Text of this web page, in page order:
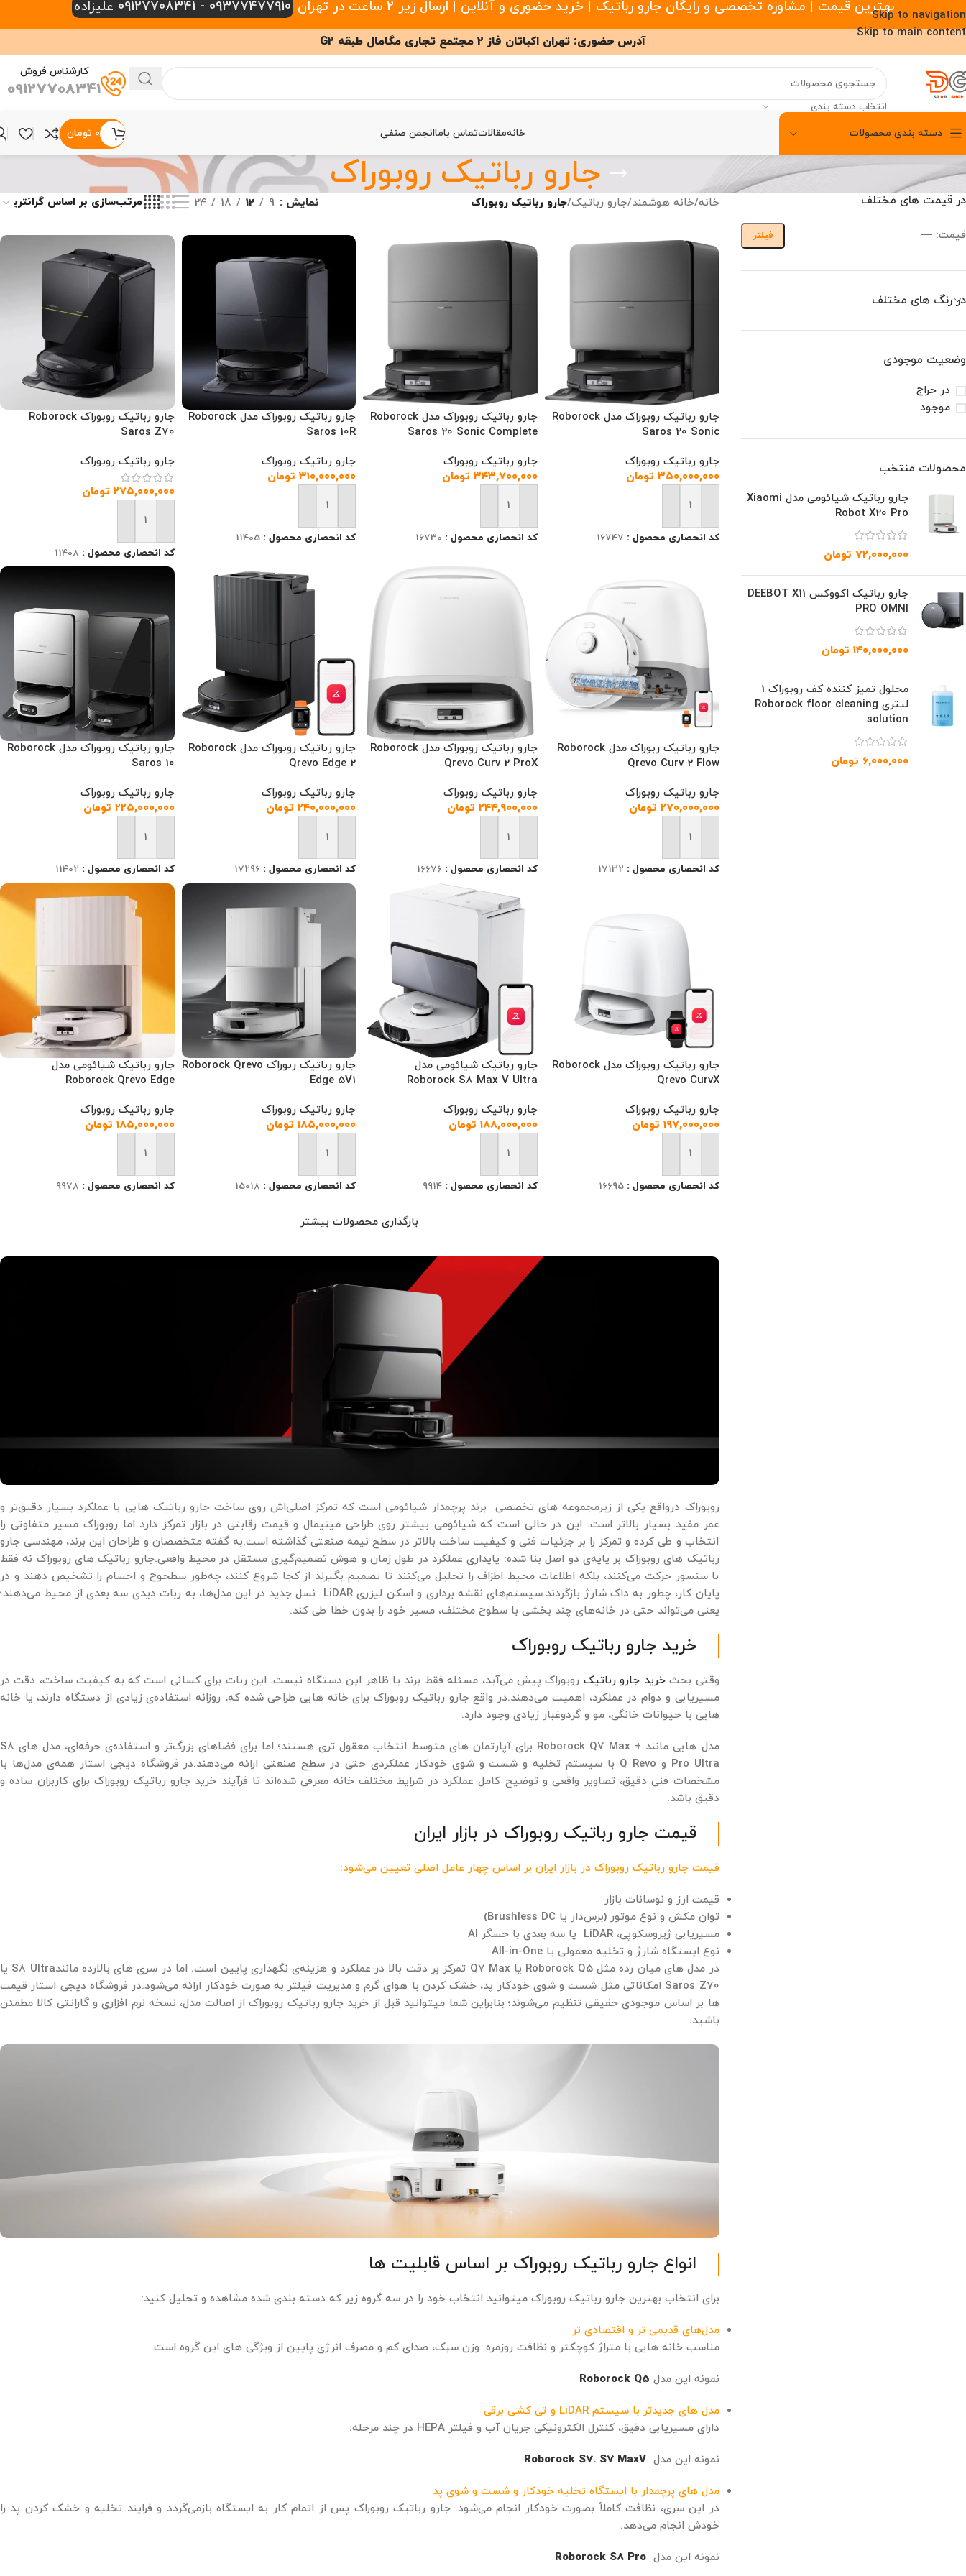
Skip to navigation
Skip to main content
بهترین قیمت | مشاوره تخصصی و رایگان جارو رباتیک | خرید حضوری و آنلاین | ارسال زیر 2 ساعت در تهران 09377477910 - 09127708341 علیزاده
آدرس حضوری: تهران اکباتان فاز 2 مجتمع تجاری مگامال طبقه G2
انتخاب دسته بندی
کارشناس فروش
09127708341
دسته بندی محصولات خانهمقالاتتماس باماانجمن صنفی ۰ تومان
جارو رباتیک روبوراک
در قیمت های مختلف
فیلتر قیمت: —
در رنگ های مختلف
وضعیت موجودی
در حراج
موجود
محصولات منتخب
جارو رباتیک شیائومی مدل Xiaomi
Robot X20 Pro
۷۲,۰۰۰,۰۰۰ تومان
جارو رباتیک اکووکس DEEBOT X11
PRO OMNI
۱۴۰,۰۰۰,۰۰۰ تومان
محلول تمیز کننده کف روبوراک 1
لیتری Roborock floor cleaning
solution
۶,۰۰۰,۰۰۰ تومان
خانه/خانه هوشمند/جارو رباتیک/جارو رباتیک روبوراک نمایش 9
12
18
24
جارو رباتیک روبوراک مدل Roborock
Saros 20 Sonic
جارو رباتیک روبوراک
۳۵۰,۰۰۰,۰۰۰ تومان
افزودن به سبد خرید
کد انحصاری محصول : 16747
جارو رباتیک روبوراک مدل Roborock
Saros 20 Sonic Complete
جارو رباتیک روبوراک
۳۴۳,۷۰۰,۰۰۰ تومان
افزودن به سبد خرید
کد انحصاری محصول : 16730
جارو رباتیک روبوراک مدل Roborock
Saros 10R
جارو رباتیک روبوراک
۳۱۰,۰۰۰,۰۰۰ تومان
افزودن به سبد خرید
کد انحصاری محصول : 11405
جارو رباتیک روبوراک Roborock
Saros Z70
جارو رباتیک روبوراک
۲۷۵,۰۰۰,۰۰۰ تومان
افزودن به سبد خرید
کد انحصاری محصول : 11408
جارو رباتیک ربوراک مدل Roborock
Qrevo Curv 2 Flow
جارو رباتیک روبوراک
۲۷۰,۰۰۰,۰۰۰ تومان
افزودن به سبد خرید
کد انحصاری محصول : 17132
جارو رباتیک روبوراک مدل Roborock
Qrevo Curv 2 ProX
جارو رباتیک روبوراک
۲۴۴,۹۰۰,۰۰۰ تومان
افزودن به سبد خرید
کد انحصاری محصول :16676
جارو رباتیک روبوراک مدل Roborock
Qrevo Edge 2
جارو رباتیک روبوراک
۲۴۰,۰۰۰,۰۰۰ تومان
افزودن به سبد خرید
کد انحصاری محصول : 17296
جارو رباتیک روبوراک مدل Roborock
Saros 10
جارو رباتیک روبوراک
۲۲۵,۰۰۰,۰۰۰ تومان
افزودن به سبد خرید
کد انحصاری محصول : 11402
جارو رباتیک روبوراک مدل Roborock
Qrevo CurvX
جارو رباتیک روبوراک
۱۹۷,۰۰۰,۰۰۰ تومان
افزودن به سبد خرید
کد انحصاری محصول :16695
جارو رباتیک شیائومی مدل
Roborock S8 Max V Ultra
جارو رباتیک روبوراک
۱۸۸,۰۰۰,۰۰۰ تومان
افزودن به سبد خرید
کد انحصاری محصول :9914
جارو رباتیک ربوراک Roborock Qrevo
Edge 5V1
جارو رباتیک روبوراک
۱۸۵,۰۰۰,۰۰۰ تومان
افزودن به سبد خرید
کد انحصاری محصول : 15018
جارو رباتیک شیائومی مدل
Roborock Qrevo Edge
جارو رباتیک روبوراک
۱۸۵,۰۰۰,۰۰۰ تومان
افزودن به سبد خرید
کد انحصاری محصول : 9978
بارگذاری محصولات بیشتر
روبوراک درواقع یکی از زیرمجموعه ‌های تخصصی برند پرچمدار شیائومی‌ است که تمرکز اصلی‌اش روی ساخت جارو رباتیک ‌هایی با عملکرد بسیار دقیق‌تر و
عمر مفید بسیار بالاتر است. این در حالی است که شیائومی بیشتر روی طراحی مینیمال و قیمت رقابتی در بازار تمرکز دارد اما روبوراک مسیر متفاوتی را
انتخاب و طی کرده و تمرکز را بر جزئیات فنی و کیفیت ساخت بالاتر در سطح نیمه‌ صنعتی گذاشته است.به گفته متخصصان و طراحان این برند، مهندسی جارو
رباتیک های روبوراک بر پایه‌ی دو اصل بنا شده: پایداری عملکرد در طول زمان و هوش تصمیم‌گیری مستقل در محیط واقعی.جارو رباتیک‌ های روبوراک نه فقط
با سنسور حرکت می‌کنند، بلکه اطلاعات محیط اطزاف را تحلیل می‌کنند تا تصمیم بگیرند از کجا شروع کنند، چه‌طور سطحوح و اجسام را تشخیص دهند و در
پایان کار، چطور به داک شارژ بازگردند.سیستم‌های نقشه ‌برداری و اسکن لیزری LiDAR نسل جدید در این مدل‌ها، به ربات دیدی سه ‌بعدی از محیط می‌دهند؛
یعنی می‌تواند حتی در خانه‌های چند بخشی با سطوح مختلف، مسیر خود را بدون خطا طی کند.
خرید جارو رباتیک روبوراک
وقتی بحثخرید جارو رباتیک روبوراک پیش می‌آید، مسئله فقط برند یا ظاهر این دستگاه نیست. این ربات برای کسانی است که به کیفیت ساخت، دقت در
مسیریابی و دوام در عملکرد، اهمیت می‌دهند.در واقع جارو رباتیک روبوراک برای خانه ‌هایی طراحی شده که، روزانه استفاده‌ی زیادی از دستگاه دارند، یا خانه
هایی با حیوانات خانگی، مو و گردوغبار زیادی وجود دارد.
مدل ‌هایی مانند + Roborock Q7 Max برای آپارتمان ‌های متوسط انتخاب معقول تری هستند؛ اما برای فضاهای بزرگ‌تر و استفاده‌ی حرفه‌ای، مدل‌ های S8
Pro Ultra و Q Revo با سیستم تخلیه و شست ‌و شوی خودکار عملکردی حتی در سطح صنعتی ارائه می‌دهند.در فروشگاه دیجی‌ استار همه‌ی مدل‌ها با
مشخصات فنی دقیق، تصاویر واقعی و توضیح کامل عملکرد در شرایط مختلف خانه معرفی شده‌اند تا فرآیند خرید جارو رباتیک روبوراک برای کاربران ساده و
دقیق باشد.
قیمت جارو رباتیک روبوراک در بازار ایران
قیمت جارو رباتیک روبوراک در بازار ایران بر اساس چهار عامل اصلی تعیین می‌شود:
قیمت ارز و نوسانات بازار
توان مکش و نوع موتور (برس‌دار یا Brushless DC)
مسیریابی ژیروسکوپی، LiDAR یا سه‌ بعدی با حسگر AI
نوع ایستگاه شارژ و تخلیه معمولی یا All-in-One
در مدل ‌های میان‌ رده مثل Roborock Q5 یا Q7 Max تمرکز بر دقت بالا در عملکرد و هزینه‌ی نگهداری پایین است. اما در سری‌ های بالارده مانندS8 Ultra یا
Saros Z70 امکاناتی مثل شست‌ و شوی خودکار پد، خشک ‌کردن با هوای گرم و مدیریت فیلتر به ‌صورت خودکار ارائه می‌شود.در فروشگاه دیجی‌ استار قیمت
‌ها بر اساس موجودی حقیقی تنظیم می‌شوند؛ بنابراین شما میتوانید قبل از خرید جارو رباتیک روبوراک از اصالت مدل، نسخه نرم ‌افزاری و گارانتی کالا مطمئن
باشید.
انواع جارو رباتیک روبوراک بر اساس قابلیت ‌ها
برای انتخاب بهترین جارو رباتیک روبوراک میتوانید انتخاب خود را در سه گروه زیر که دسته ‌بندی شده مشاهده و تحلیل کنید:
مدل‌های قدیمی تر و اقتصادی تر
مناسب خانه ‌هایی با متراژ کوچکتر و نظافت روزمره. وزن سبک، صدای کم و مصرف انرژی پایین از ویژگی ‌های این گروه است.
نمونه این مدل Roborock Q5
مدل ‌های جدیدتر با سیستم LiDAR و تی ‌کشی برقی
دارای مسیریابی دقیق، کنترل الکترونیکی جریان آب و فیلتر HEPA در چند مرحله.
نمونه این مدل Roborock S7، S7 MaxV
مدل‌ های پرچمدار با ایستگاه تخلیه خودکار و شست ‌و شوی پد
در این سری، نظافت کاملاً بصورت خودکار انجام می‌شود. جارو رباتیک روبوراک پس از اتمام کار به ایستگاه بازمی‌گردد و فرایند تخلیه و خشک‌ کردن پد را
خودش انجام می‌دهد.
نمونه این مدلRoborock S8 Pro